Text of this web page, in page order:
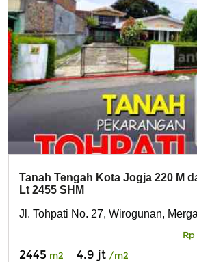
Tanah Tengah Kota Jogja 220 M
Lt 2455 SHM
Jl. Tohpati No. 27, Wirogunan,
Rp
2445 m2 4.9 jt /m2